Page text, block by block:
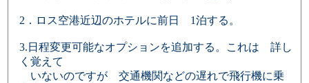
2．ロス空港近辺のホテルに前日 1泊する。
3.日程変更可能なオプションを追加する。これは 詳し
く覚えて
いないのですが 交通機関などの遅れで飛行機に乗